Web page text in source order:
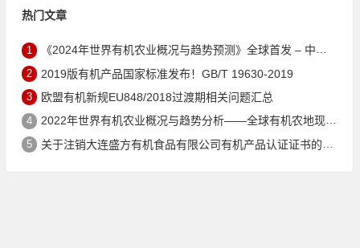
热门文章
1 《2024年世界有机农业概况与趋势预测》全球首发 – 中国有机市场规模跻身世界第三
2 2019版有机产品国家标准发布！GB/T 19630-2019
3 欧盟有机新规EU848/2018过渡期相关问题汇总
4 2022年世界有机农业概况与趋势分析——全球有机农地现状与有机食品（含饮料）市场
5 关于注销大连盛方有机食品有限公司有机产品认证证书的公告